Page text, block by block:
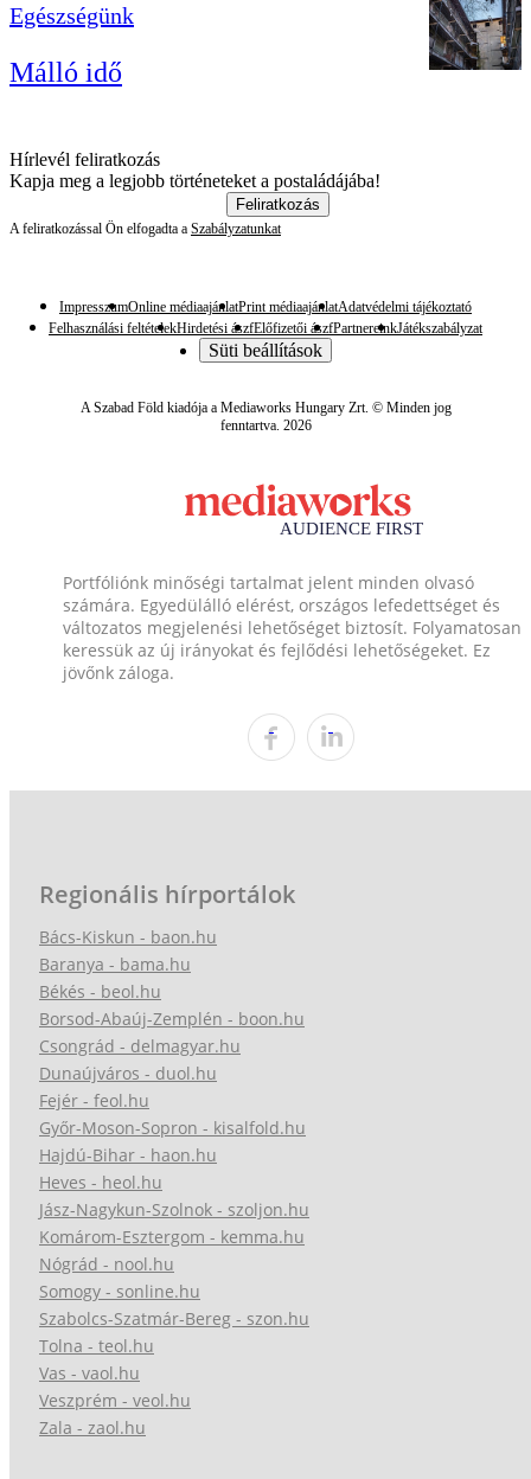
Egészségünk
Málló idő
Hírlevél feliratkozás
Kapja meg a legjobb történeteket a postaládájába!
Feliratkozás
A feliratkozással Ön elfogadta a Szabályzatunkat
ImpresszumOnline médiaajánlatPrint médiaajánlatAdatvédelmi tájékoztató
Felhasználási feltételekHirdetési ászfElőfizetői ászfPartnereinkJátékszabályzat
Süti beállítások
A Szabad Föld kiadója a Mediaworks Hungary Zrt. © Minden jog
fenntartva. 2026
Portfóliónk minőségi tartalmat jelent minden olvasó
számára. Egyedülálló elérést, országos lefedettséget és
változatos megjelenési lehetőséget biztosít. Folyamatosan
keressük az új irányokat és fejlődési lehetőségeket. Ez
jövőnk záloga.
Regionális hírportálok
Bács-Kiskun - baon.hu
Baranya - bama.hu
Békés - beol.hu
Borsod-Abaúj-Zemplén - boon.hu
Csongrád - delmagyar.hu
Dunaújváros - duol.hu
Fejér - feol.hu
Győr-Moson-Sopron - kisalfold.hu
Hajdú-Bihar - haon.hu
Heves - heol.hu
Jász-Nagykun-Szolnok - szoljon.hu
Komárom-Esztergom - kemma.hu
Nógrád - nool.hu
Somogy - sonline.hu
Szabolcs-Szatmár-Bereg - szon.hu
Tolna - teol.hu
Vas - vaol.hu
Veszprém - veol.hu
Zala - zaol.hu